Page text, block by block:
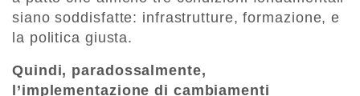
siano soddisfatte: infrastrutture, formazione, e
la politica giusta.
Quindi, paradossalmente,
l’implementazione di cambiamenti